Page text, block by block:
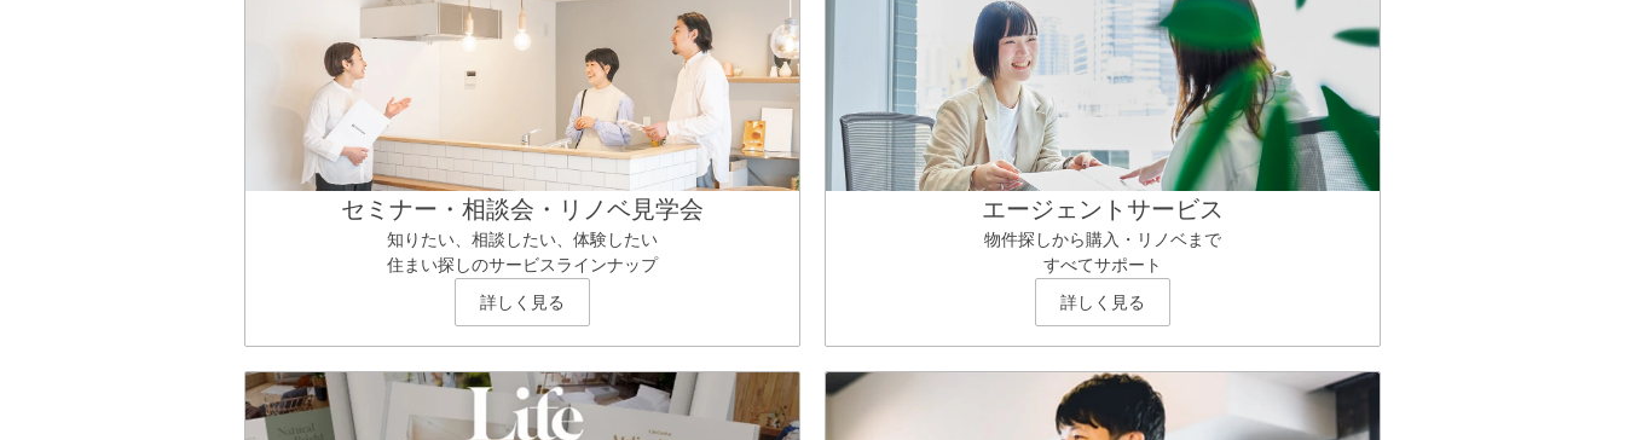
セミナー・相談会・リノベ見学会
知りたい、相談したい、体験したい
住まい探しのサービスラインナップ
詳しく見る
エージェントサービス
物件探しから購入・リノベまで
すべてサポート
詳しく見る